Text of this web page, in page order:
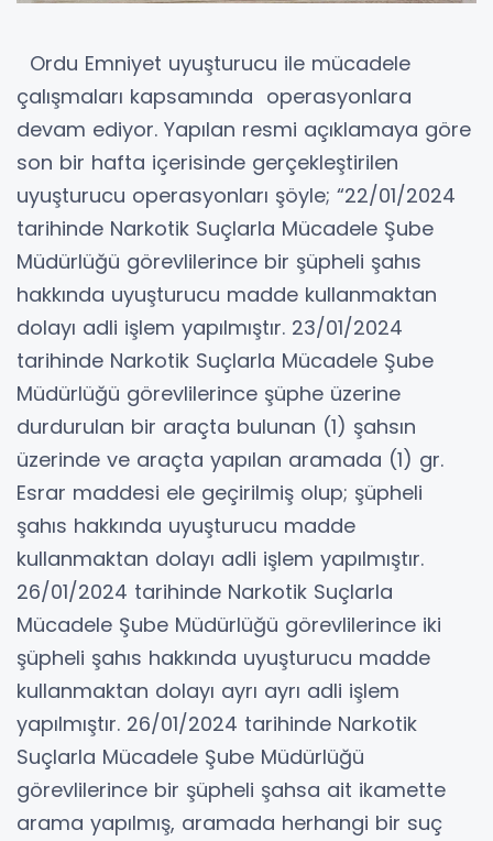
Ordu Emniyet uyuşturucu ile mücadele
çalışmaları kapsamında operasyonlara
devam ediyor. Yapılan resmi açıklamaya göre
son bir hafta içerisinde gerçekleştirilen
uyuşturucu operasyonları şöyle; “22/01/2024
tarihinde Narkotik Suçlarla Mücadele Şube
Müdürlüğü görevlilerince bir şüpheli şahıs
hakkında uyuşturucu madde kullanmaktan
dolayı adli işlem yapılmıştır. 23/01/2024
tarihinde Narkotik Suçlarla Mücadele Şube
Müdürlüğü görevlilerince şüphe üzerine
durdurulan bir araçta bulunan (1) şahsın
üzerinde ve araçta yapılan aramada (1) gr.
Esrar maddesi ele geçirilmiş olup; şüpheli
şahıs hakkında uyuşturucu madde
kullanmaktan dolayı adli işlem yapılmıştır.
26/01/2024 tarihinde Narkotik Suçlarla
Mücadele Şube Müdürlüğü görevlilerince iki
şüpheli şahıs hakkında uyuşturucu madde
kullanmaktan dolayı ayrı ayrı adli işlem
yapılmıştır. 26/01/2024 tarihinde Narkotik
Suçlarla Mücadele Şube Müdürlüğü
görevlilerince bir şüpheli şahsa ait ikamette
arama yapılmış, aramada herhangi bir suç